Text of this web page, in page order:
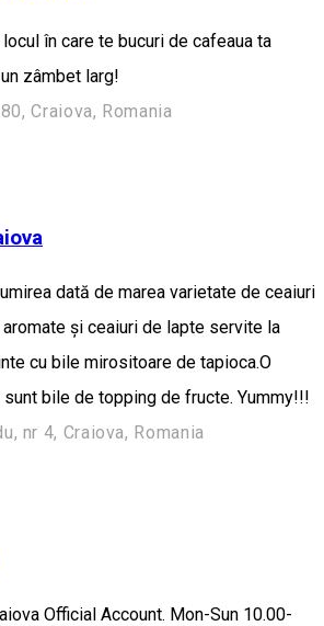
locul în care te bucuri de cafeaua ta
zâmbet larg!
Craiova, Romania
dată de marea varietate de ceaiuri
și ceaiuri de lapte servite la
cu bile mirositoare de tapioca.O
bile de topping de fructe. Yummy!!!
nr 4, Craiova, Romania
Official Account. Mon-Sun 10.00-